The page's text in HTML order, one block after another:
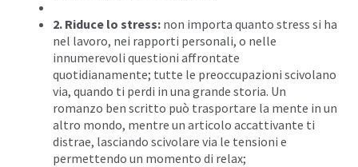
2. Riduce lo stress: non importa quanto stress si ha
nel lavoro, nei rapporti personali, o nelle
innumerevoli questioni affrontate
quotidianamente; tutte le preoccupazioni scivolano
via, quando ti perdi in una grande storia. Un
romanzo ben scritto può trasportare la mente in un
altro mondo, mentre un articolo accattivante ti
distrae, lasciando scivolare via le tensioni e
permettendo un momento di relax;